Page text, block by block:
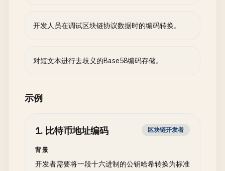
开发人员在调试区块链协议数据时的编码转换。
对短文本进行去歧义的Base58编码存储。
示例
1. 比特币地址编码 区块链开发者
背景
开发者需要将一段十六进制的公钥哈希转换为标准